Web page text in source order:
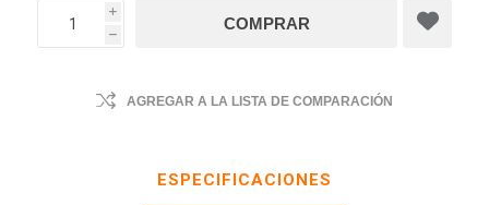
i
h
AGREGAR A LA LISTA DE COMPARACIÓN
ESPECIFICACIONES